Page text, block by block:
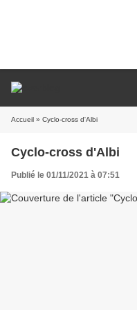
Accueil » Cyclo-cross d'Albi
Cyclo-cross d'Albi
Publié le 01/11/2021 à 07:51